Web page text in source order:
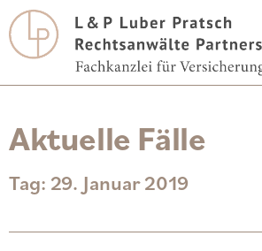
Aktuelle Fälle
Tag: 29. Januar 2019